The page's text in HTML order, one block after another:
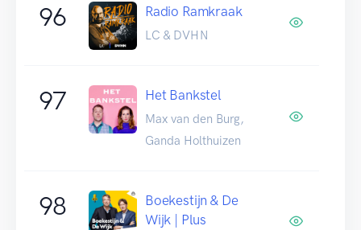
96 Radio Ramkraak
LC & DVHN
97 Het Bankstel
Max van den Burg,
Ganda Holthuizen
98
Boekestijn & De
Wijk | Plus